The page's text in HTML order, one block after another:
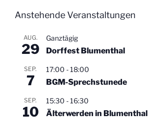
Anstehende Veranstaltungen
AUG.
29
Ganztägig
Dorffest Blumenthal
SEP.
7
17:00 -18:00
BGM-Sprechstunede
SEP.
10
15:30 -16:30
Älterwerden in Blumenthal